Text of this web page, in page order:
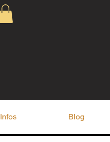
Infos Blog